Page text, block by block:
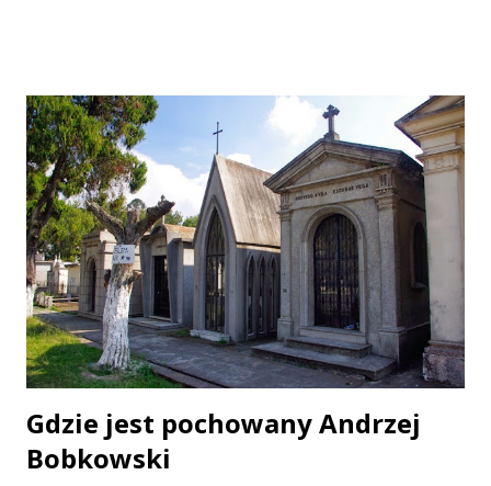
Gdzie jest pochowany Andrzej
Bobkowski